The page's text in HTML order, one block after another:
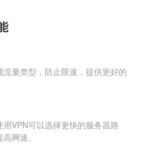
流量类型，防止限速，提供更好的
VPN可以选择更快的服务器路
网速。